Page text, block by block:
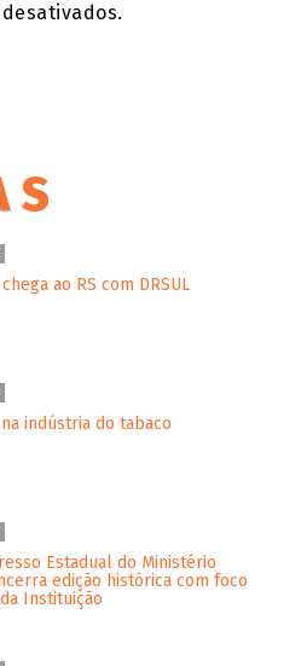
ao RS com DRSUL
indústria do tabaco
Estadual do Ministério
edição histórica com foco
Instituição